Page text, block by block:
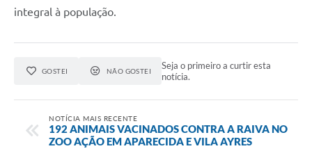
integral à população.
GOSTEI NÃO GOSTEI
Seja o primeiro a curtir esta
notícia.
NOTÍCIA MAIS RECENTE
192 ANIMAIS VACINADOS CONTRA A RAIVA NO
ZOO AÇÃO EM APARECIDA E VILA AYRES